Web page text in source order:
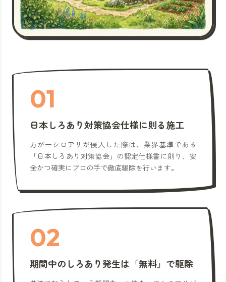
01
日本しろあり対策協会仕様に則る施工
万が一シロアリが侵入した際は、業界基準である
「日本しろあり対策協会」の認定仕様書に則り、安
全かつ確実にプロの手で徹底駆除を行います。
02
期間中のしろあり発生は「無料」で駆除